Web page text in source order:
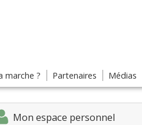
marche ? Partenaires Médias
Mon espace personnel